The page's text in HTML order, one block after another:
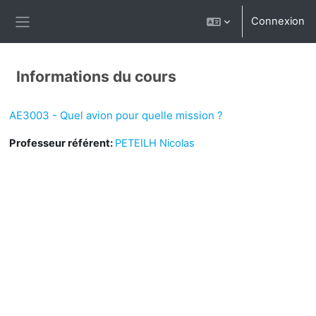
Connexion
Informations du cours
AE3003 - Quel avion pour quelle mission ?
Professeur référent: PETEILH Nicolas